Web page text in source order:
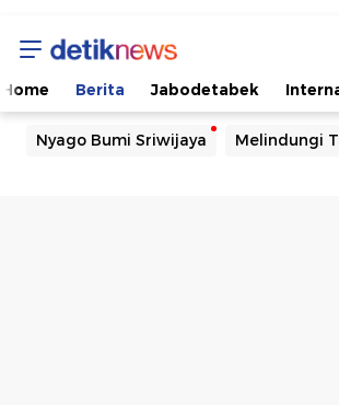
Home Berita Jabodetabek
Nyago Bumi Sriwijaya Melindungi